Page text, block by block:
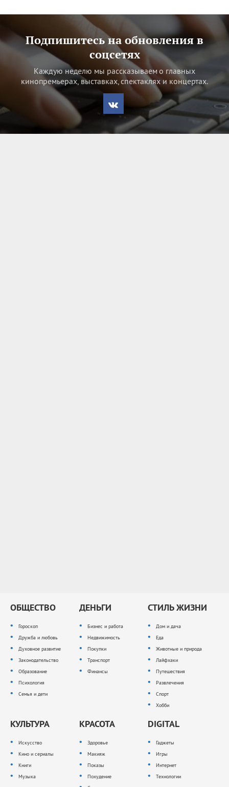
Подпишитесь на обновления в
соцсетях
Каждую неделю мы рассказываем о главных
кинопремьерах, выставках, спектаклях и концертах.
ОБЩЕСТВО
Гороскоп
Дружба и любовь
Духовное развитие
Законодательство
Образование
Психология
Семья и дети
ДЕНЬГИ
Бизнес и работа
Недвижимость
Покупки
Транспорт
Финансы
СТИЛЬ ЖИЗНИ
Дом и дача
Еда
Животные и природа
Лайфхаки
Путешествия
Развлечения
Спорт
Хобби
КУЛЬТУРА
Искусство
Кино и сериалы
Книги
Музыка
КРАСОТА
Здоровье
Макияж
Показы
Похудение
DIGITAL
Гаджеты
Игры
Интернет
Технологии